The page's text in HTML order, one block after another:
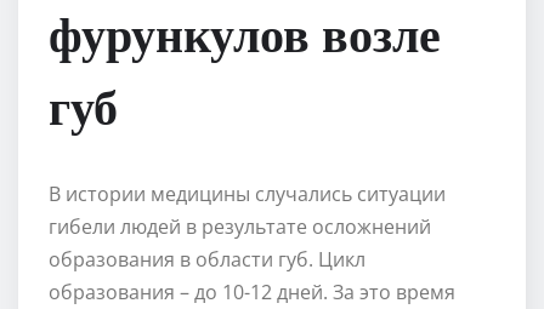
фурункулов возле
губ
В истории медицины случались ситуации
гибели людей в результате осложнений
образования в области губ. Цикл
образования – до 10-12 дней. За это время